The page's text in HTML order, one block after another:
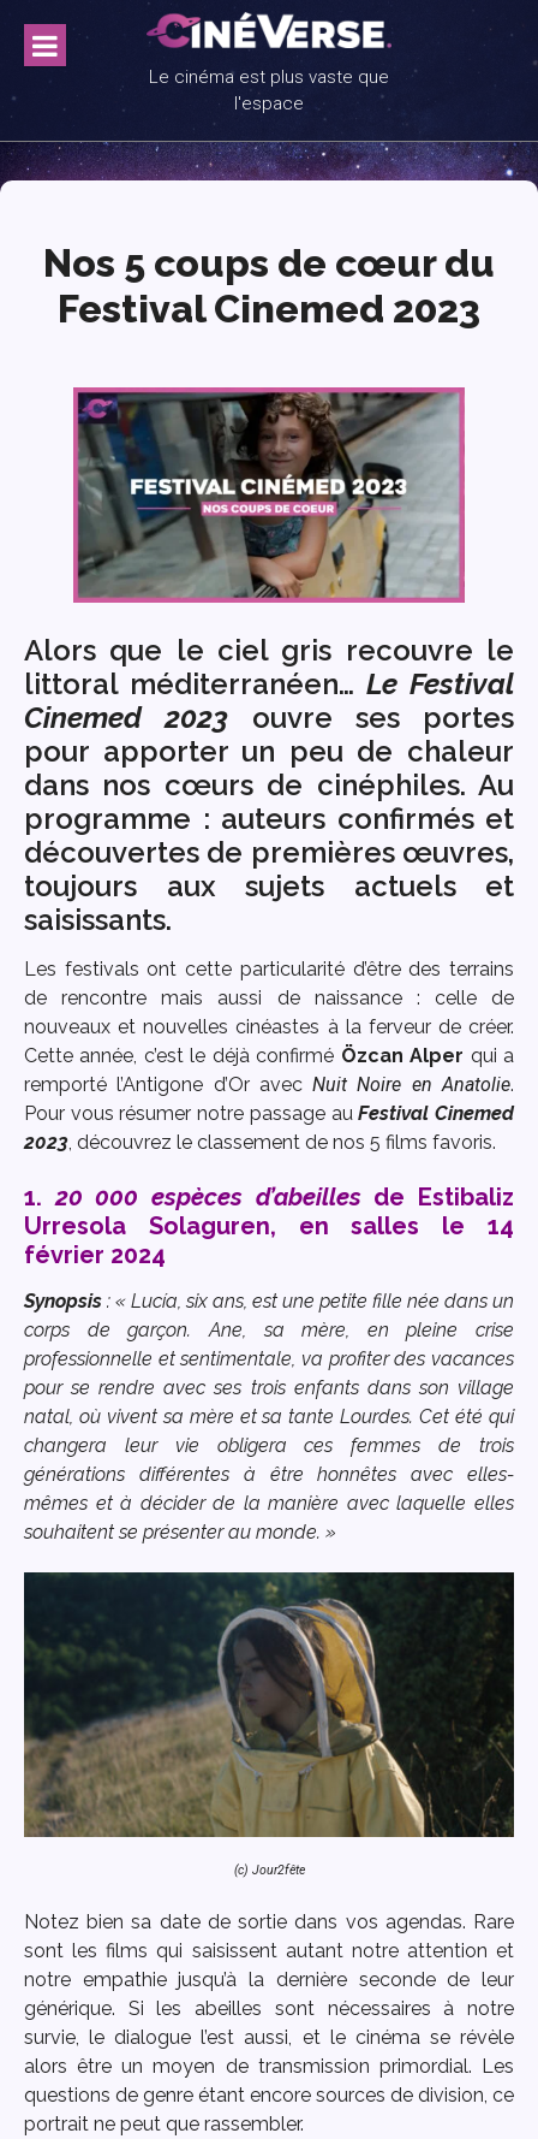
content
Le cinéma est plus vaste que
l'espace
Nos 5 coups de cœur du
Festival Cinemed 2023
Alors que le ciel gris recouvre le
littoral méditerranéen… Le Festival
Cinemed 2023
ouvre ses portes
pour apporter un peu de chaleur
dans nos cœurs de cinéphiles. Au
programme : auteurs confirmés et
découvertes de premières œuvres,
toujours aux sujets actuels et
saisissants.
Les festivals ont cette particularité d’être des terrains
de rencontre mais aussi de naissance : celle de
nouveaux et nouvelles cinéastes à la ferveur de créer.
Cette année, c’est le déjà confirmé Özcan Alper qui a
remporté l’Antigone d’Or avecNuit Noire en Anatolie.
Pour vous résumer notre passage auFestival Cinemed
2023, découvrez le classement de nos 5 films favoris.
1.20 000 espèces d’abeillesde Estibaliz
Urresola Solaguren, en salles le 14
février 2024
Synopsis : « Lucía, six ans, est une petite fille née dans un
corps de garçon. Ane, sa mère, en pleine crise
professionnelle et sentimentale, va profiter des vacances
pour se rendre avec ses trois enfants dans son village
natal, où vivent sa mère et sa tante Lourdes. Cet été qui
changera leur vie obligera ces femmes de trois
générations différentes à être honnêtes avec elles-
mêmes et à décider de la manière avec laquelle elles
souhaitent se présenter au monde. »
(c) Jour2fête
Notez bien sa date de sortie dans vos agendas. Rare
sont les films qui saisissent autant notre attention et
notre empathie jusqu’à la dernière seconde de leur
générique. Si les abeilles sont nécessaires à notre
survie, le dialogue l’est aussi, et le cinéma se révèle
alors être un moyen de transmission primordial. Les
questions de genre étant encore sources de division, ce
portrait ne peut que rassembler.